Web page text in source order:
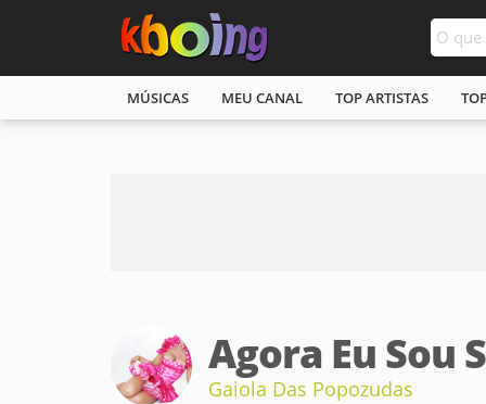
MÚSICAS MEU CANAL TOP ARTISTAS
Agora Eu Sou
Gaiola Das Popozudas